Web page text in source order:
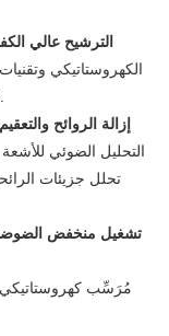
الترشيح عالي
الكهروستاتيكي
الزيت
إزالة الروائح
التحليل الضوئي
تحلل جزيئات
تشغيل منخفض